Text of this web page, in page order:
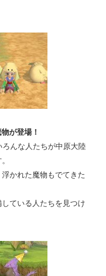
が登場！
んな人たちが中原大陸
かれた魔物もでてきた
ている人たちを見つけ